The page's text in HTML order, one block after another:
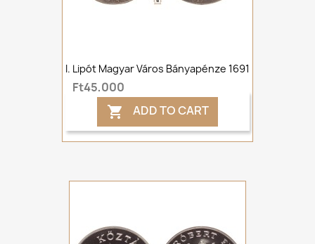
I. Lipót Magyar Város Bányapénze 1691
Ft45,000
 ADD TO CART